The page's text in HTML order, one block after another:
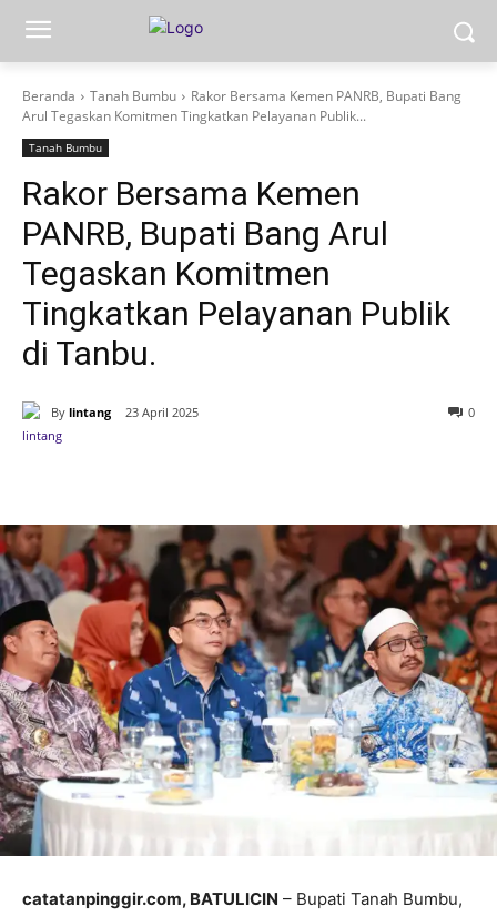
Beranda Tanah Bumbu
Rakor Bersama Kemen PANRB, Bupati Bang
Arul Tegaskan Komitmen Tingkatkan Pelayanan Publik...
Tanah Bumbu
Rakor Bersama Kemen
PANRB, Bupati Bang Arul
Tegaskan Komitmen
Tingkatkan Pelayanan Publik
di Tanbu.
By lintang 23 April 2025 0
catatanpinggir.com, BATULICIN – Bupati Tanah Bumbu,